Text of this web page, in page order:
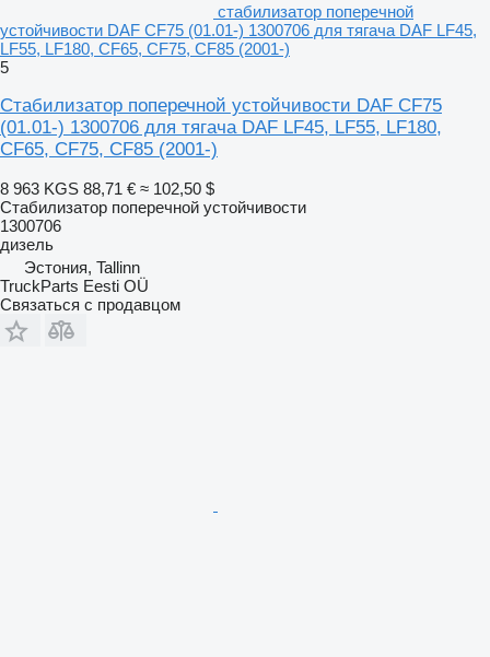
стабилизатор поперечной
устойчивости DAF CF75 (01.01-) 1300706 для тягача DAF LF45,
LF55, LF180, CF65, CF75, CF85 (2001-)
5
Стабилизатор поперечной устойчивости DAF CF75
(01.01-) 1300706 для тягача DAF LF45, LF55, LF180,
CF65, CF75, CF85 (2001-)
8 963 KGS 88,71 € ≈ 102,50 $
Стабилизатор поперечной устойчивости
1300706
дизель
Эстония, Tallinn
TruckParts Eesti OÜ
Связаться с продавцом